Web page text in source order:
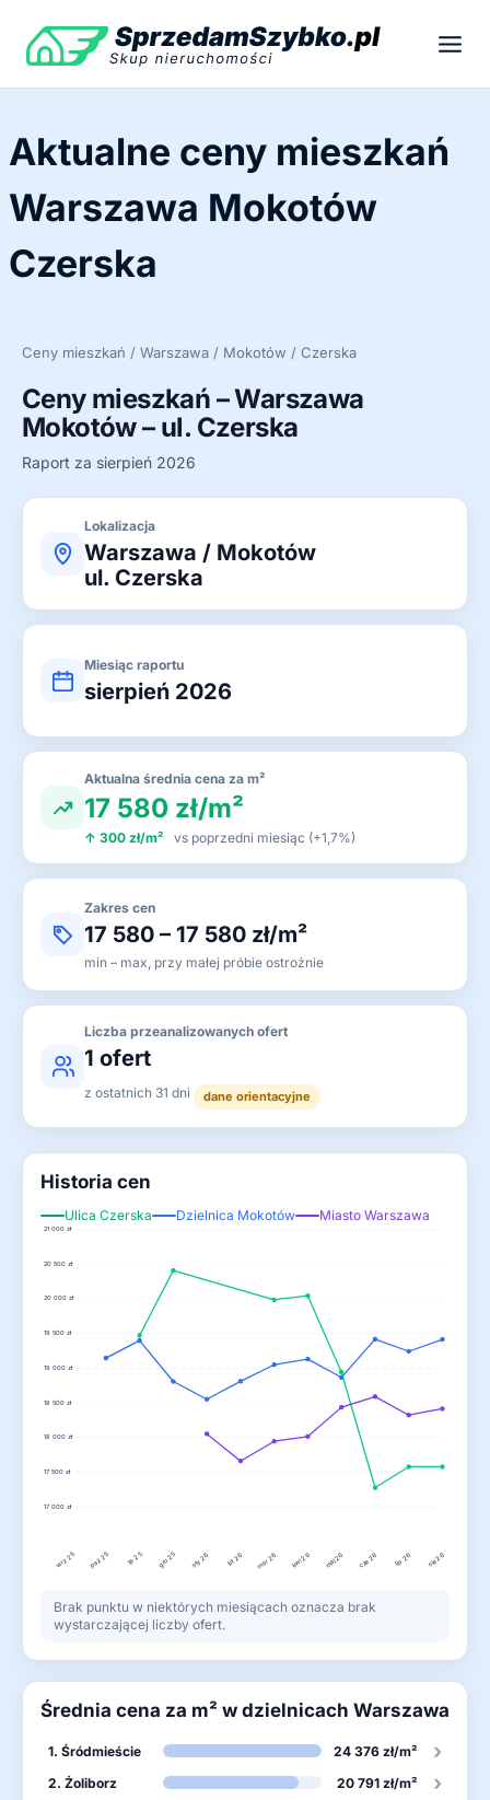
treści
Aktualne ceny mieszkań
Warszawa Mokotów
Czerska
Ceny mieszkań / Warszawa / Mokotów / Czerska
Ceny mieszkań – Warszawa
Mokotów – ul. Czerska
Raport za sierpień 2026
Lokalizacja
Warszawa / Mokotów
ul. Czerska
Miesiąc raportu
sierpień 2026
Aktualna średnia cena za m²
17 580 zł/m²
↑ 300 zł/m² vs poprzedni miesiąc (+1,7%)
Zakres cen
17 580 – 17 580 zł/m²
min – max, przy małej próbie ostrożnie
Liczba przeanalizowanych ofert
1 ofert
z ostatnich 31 dni dane orientacyjne
Historia cen
Ulica Czerska Dzielnica Mokotów Miasto Warszawa
17 000 zł
17 500 zł
18 000 zł
18 500 zł
19 000 zł
19 500 zł
20 000 zł
20 500 zł
21 000 zł
wrz 25 paź 25 lis 25 gru 25 sty 26 lut 26 mar 26 kwi 26 maj 26 cze 26 lip 26 sie 26
Brak punktu w niektórych miesiącach oznacza brak
wystarczającej liczby ofert.
Średnia cena za m² w dzielnicach Warszawa
1. Śródmieście 24 376 zł/m² ›
2. Żoliborz 20 791 zł/m² ›